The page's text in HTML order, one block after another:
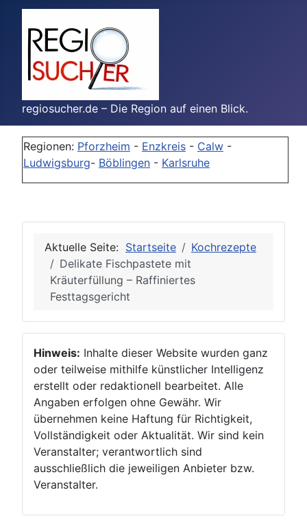
regiosucher.de – Die Region auf einen Blick.
Regionen: Pforzheim - Enzkreis - Calw -
Ludwigsburg- Böblingen - Karlsruhe
Aktuelle Seite: Startseite
Kochrezepte
Delikate Fischpastete mit
Kräuterfüllung – Raffiniertes
Festtagsgericht
Hinweis: Inhalte dieser Website wurden ganz
oder teilweise mithilfe künstlicher Intelligenz
erstellt oder redaktionell bearbeitet. Alle
Angaben erfolgen ohne Gewähr. Wir
übernehmen keine Haftung für Richtigkeit,
Vollständigkeit oder Aktualität. Wir sind kein
Veranstalter; verantwortlich sind
ausschließlich die jeweiligen Anbieter bzw.
Veranstalter.